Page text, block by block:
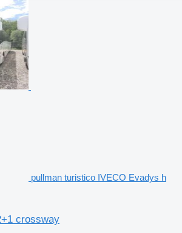
pullman turistico IVECO Evadys h
crossway